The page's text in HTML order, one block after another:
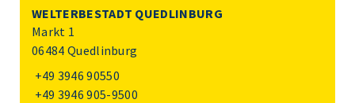
WELTERBESTADT QUEDLINBURG
Markt 1
06484 Quedlinburg
+49 3946 90550
+49 3946 905-9500